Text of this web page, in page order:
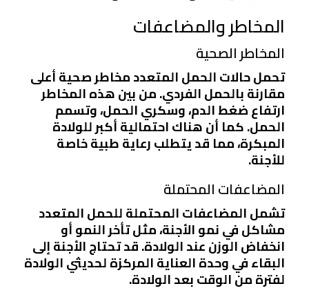
المخاطر والمضاعفات
المخاطر الصحية
تحمل حالات الحمل المتعدد مخاطر صحية أعلى
مقارنة بالحمل الفردي. من بين هذه المخاطر
ارتفاع ضغط الدم، وسكري الحمل، وتسمم
الحمل. كما أن هناك احتمالية أكبر للولادة
المبكرة، مما قد يتطلب رعاية طبية خاصة
للأجنة.
المضاعفات المحتملة
تشمل المضاعفات المحتملة للحمل المتعدد
مشاكل في نمو الأجنة، مثل تأخر النمو أو
انخفاض الوزن عند الولادة. قد تحتاج الأجنة إلى
البقاء في وحدة العناية المركزة لحديثي الولادة
لفترة من الوقت بعد الولادة.